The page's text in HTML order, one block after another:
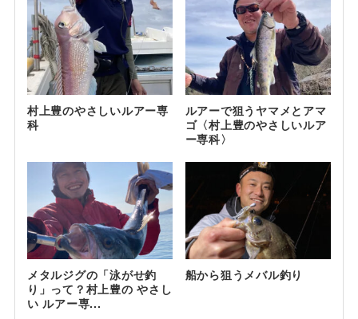
村上豊のやさしいルアー専
科
ルアーで狙うヤマメとアマ
ゴ〈村上豊のやさしいルア
ー専科〉
メタルジグの「泳がせ釣
り」って？村上豊の やさし
い ルアー専...
船から狙うメバル釣り